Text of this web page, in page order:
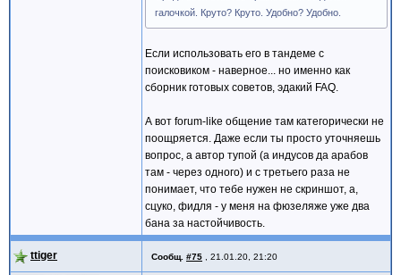
галочкой. Круто? Круто. Удобно? Удобно.
Если использовать его в тандеме с
поисковиком - наверное... но именно как
сборник готовых советов, эдакий FAQ.
А вот forum-like общение там категорически не
поощряется. Даже если ты просто уточняешь
вопрос, а автор тупой (а индусов да арабов
там - через одного) и с третьего раза не
понимает, что тебе нужен не скриншот, а,
сцуко, фидля - у меня на фюзеляже уже два
бана за настойчивость.
ttiger Сообщ. #75 21.01.20, 21:20